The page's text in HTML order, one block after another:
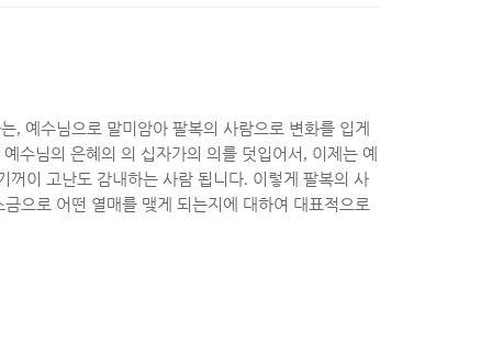
, 예수님으로 말미암아 팔복의 사람으로 변화를 입게
수님의 은혜의 의 십자가의 의를 덧입어서 , 이제는 예
꺼이 고난도 감내하는 사람 됩니다. 이렇게 팔복의 사
으로 어떤 열매를 맺게 되는지에 대하여 대표적으로